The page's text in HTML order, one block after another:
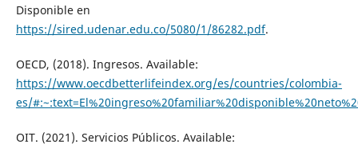
Disponible en
https://sired.udenar.edu.co/5080/1/86282.pdf.
OECD, (2018). Ingresos. Available:
https://www.oecdbetterlifeindex.org/es/countries/colombia-
es/
OIT. (2021). Servicios Públicos. Available: